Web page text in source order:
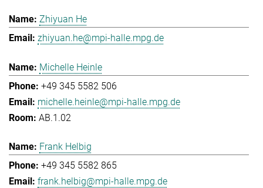
Zhiyuan He
zhiyuan.he@mpi-halle.mpg.de
Michelle Heinle
+49 345 5582 506
michelle.heinle@mpi-halle.mpg.de
AB.1.02
Frank Helbig
+49 345 5582 865
frank.helbig@mpi-halle.mpg.de